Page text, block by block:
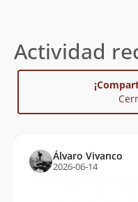
Actividad
Álvaro Vivanco
2026-06-14